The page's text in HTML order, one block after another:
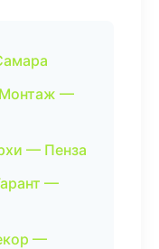
Монтаж —
— Пенза
—
—